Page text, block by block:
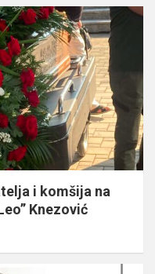
i komšija na
Knezović